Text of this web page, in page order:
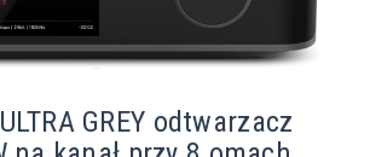
GREY odtwarzacz